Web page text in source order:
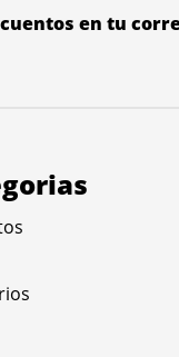
en tu